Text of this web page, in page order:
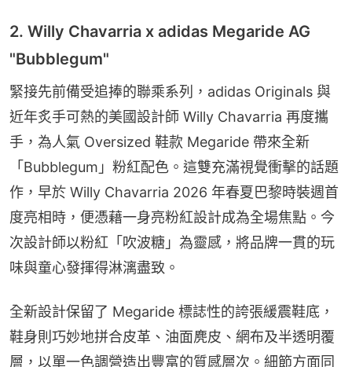
2. Willy Chavarria x adidas Megaride AG
"Bubblegum"
緊接先前備受追捧的聯乘系列，adidas Originals 與
近年炙手可熱的美國設計師 Willy Chavarria 再度攜
手，為人氣 Oversized 鞋款 Megaride 帶來全新
「Bubblegum」粉紅配色。這雙充滿視覺衝擊的話題
作，早於 Willy Chavarria 2026 年春夏巴黎時裝週首
度亮相時，便憑藉一身亮粉紅設計成為全場焦點。今
次設計師以粉紅「吹波糖」為靈感，將品牌一貫的玩
味與童心發揮得淋漓盡致。
全新設計保留了 Megaride 標誌性的誇張緩震鞋底，
鞋身則巧妙地拼合皮革、油面麂皮、網布及半透明覆
層，以單一色調營造出豐富的質感層次。細節方面同